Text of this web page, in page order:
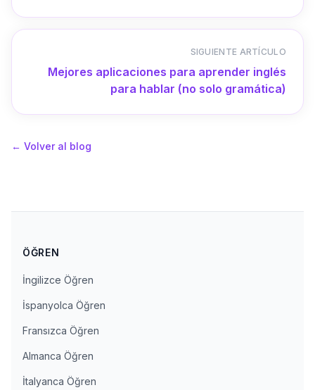
SIGUIENTE ARTÍCULO
Mejores aplicaciones para aprender inglés
para hablar (no solo gramática)
← Volver al blog
ÖĞREN
İngilizce Öğren
İspanyolca Öğren
Fransızca Öğren
Almanca Öğren
İtalyanca Öğren